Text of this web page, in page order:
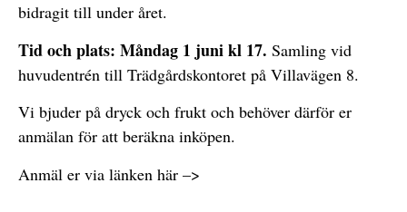
bidragit till under året.
Tid och plats: Måndag 1 juni kl 17. Samling vid
huvudentrén till Trädgårdskontoret på Villavägen 8.
Vi bjuder på dryck och frukt och behöver därför er
anmälan för att beräkna inköpen.
Anmäl er via länken här –>